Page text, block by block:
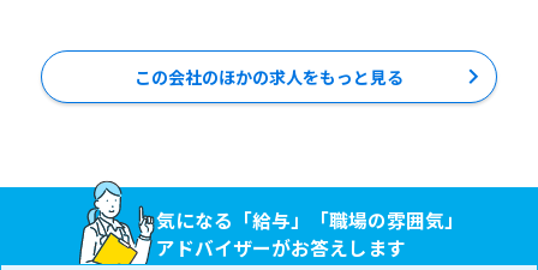
この会社のほかの求人をもっと見る
気になる「給与」「職場の雰囲気」
アドバイザーがお答えします